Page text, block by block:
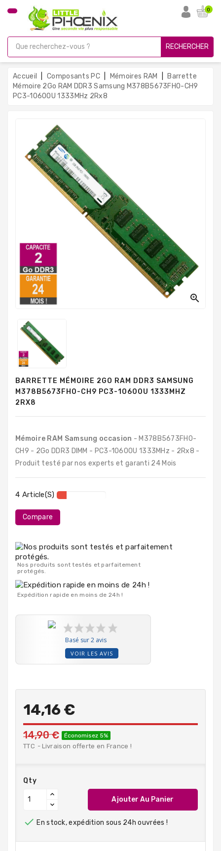
CATÉGORIE
Gamer
Unités
Centrales
Reconditionnées
Ordinateurs
Portables
Mesure
Tout-
Mémoires
RAM
Durs
Composants
PC
Composants
PC
Portables
Destockage
0
RECHERCHER
Accueil Composants PC Mémoires RAM
Barrette
Mémoire 2Go RAM DDR3 Samsung M378B5673FH0-CH9
PC3-10600U 1333MHz 2Rx8

BARRETTE MÉMOIRE 2GO RAM DDR3 SAMSUNG
M378B5673FH0-CH9 PC3-10600U 1333MHZ
2RX8
Mémoire RAM Samsung occasion - M378B5673FH0-
CH9 - 2Go DDR3 DIMM - PC3-10600U 1333MHz - 2Rx8 -
Produit testé par nos experts et garanti 24 Mois
4 Article(s)
Compare
Nos produits sont testés et parfaitement
protégés.
Expédition rapide en moins de 24h !
Basé sur 2 avis
VOIR LES AVIS
14,16 €
14,90 € Économisez 5%
TTC Livraison offerte en France !
Qty
Ajouter Au Panier
 En stock, expédition sous 24h ouvrées !